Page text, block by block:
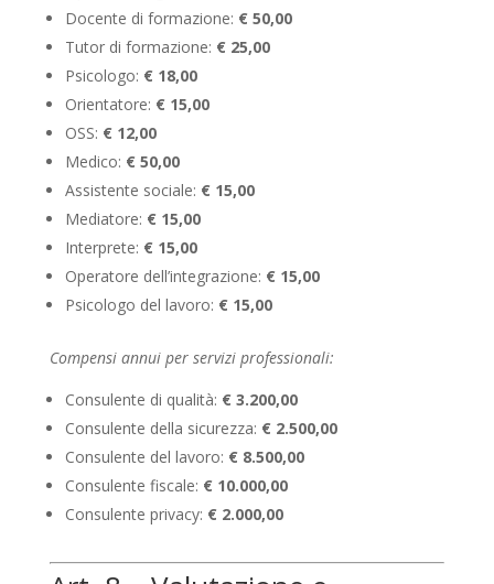
Docente di formazione: € 50,00
Tutor di formazione: € 25,00
Psicologo: € 18,00
Orientatore: € 15,00
OSS: € 12,00
Medico: € 50,00
Assistente sociale: € 15,00
Mediatore: € 15,00
Interprete: € 15,00
Operatore dell’integrazione: € 15,00
Psicologo del lavoro: € 15,00
Compensi annui per servizi professionali:
Consulente di qualità: € 3.200,00
Consulente della sicurezza: € 2.500,00
Consulente del lavoro: € 8.500,00
Consulente fiscale: € 10.000,00
Consulente privacy: € 2.000,00